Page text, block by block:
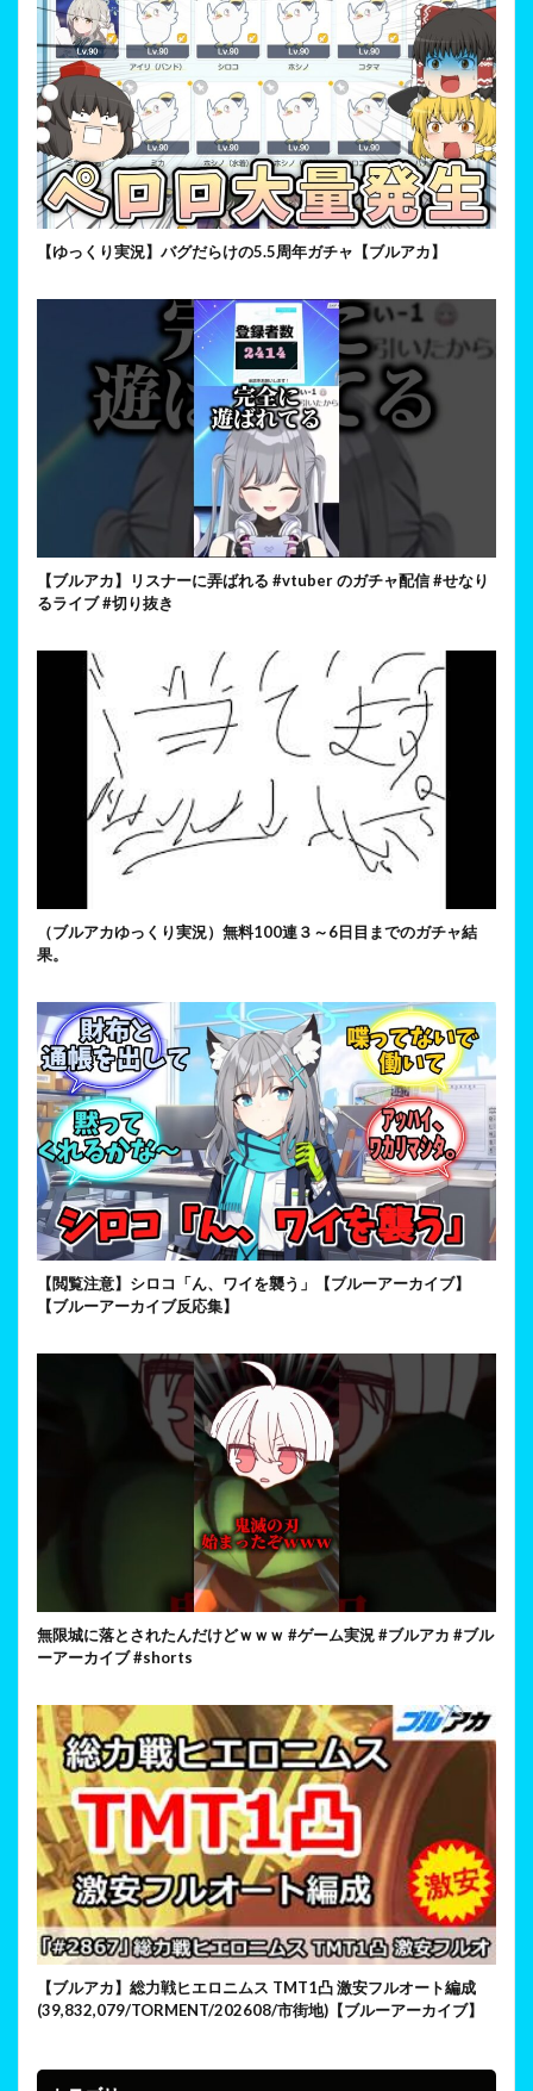
【ゆっくり実況】バグだらけの5.5周年ガチャ【ブルアカ】
【ブルアカ】リスナーに弄ばれる #vtuber のガチャ配信 #せなり
るライブ #切り抜き
（ブルアカゆっくり実況）無料100連３～6日目までのガチャ結
果。
【閲覧注意】シロコ「ん、ワイを襲う」【ブルーアーカイブ】
【ブルーアーカイブ反応集】
無限城に落とされたんだけどｗｗｗ #ゲーム実況 #ブルアカ #ブル
ーアーカイブ #shorts
【ブルアカ】総力戦ヒエロニムス TMT1凸 激安フルオート編成
(39,832,079/TORMENT/202608/市街地)【ブルーアーカイブ】